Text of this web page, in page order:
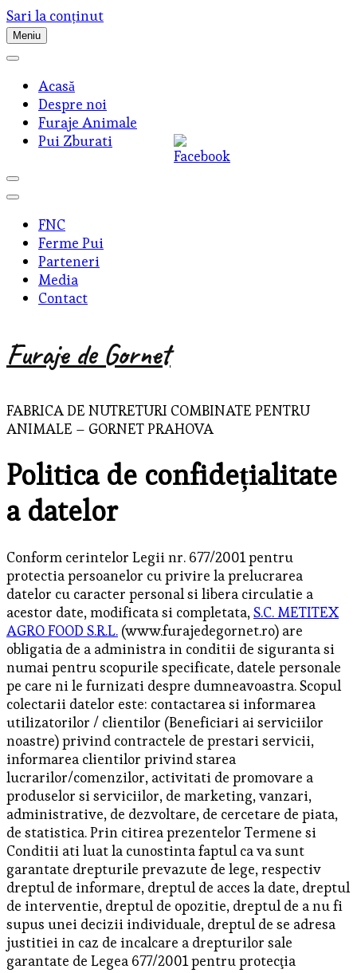
Sari la conținut
Meniu
Acasă
Despre noi
Furaje Animale
Pui Zburati
FNC
Ferme Pui
Parteneri
Media
Contact
Furaje de Gornet
FABRICA DE NUTRETURI COMBINATE PENTRU
ANIMALE – GORNET PRAHOVA
Politica de confidețialitate
a datelor
Conform cerintelor Legii nr. 677/2001 pentru
protectia persoanelor cu privire la prelucrarea
datelor cu caracter personal si libera circulatie a
acestor date, modificata si completata,S.C. METITEX
AGRO FOOD S.R.L. (www.furajedegornet.ro) are
obligatia de a administra in conditii de siguranta si
numai pentru scopurile specificate, datele personale
pe care ni le furnizati despre dumneavoastra. Scopul
colectarii datelor este: contactarea si informarea
utilizatorilor / clientilor (Beneficiari ai serviciilor
noastre) privind contractele de prestari servicii,
informarea clientilor privind starea
lucrarilor/comenzilor, activitati de promovare a
produselor si serviciilor, de marketing, vanzari,
administrative, de dezvoltare, de cercetare de piata,
de statistica. Prin citirea prezentelor Termene si
Conditii ati luat la cunostinta faptul ca va sunt
garantate drepturile prevazute de lege, respectiv
dreptul de informare, dreptul de acces la date, dreptul
de interventie, dreptul de opozitie, dreptul de a nu fi
supus unei decizii individuale, dreptul de se adresa
justitiei in caz de incalcare a drepturilor sale
garantate de Legea 677/2001 pentru protecţia